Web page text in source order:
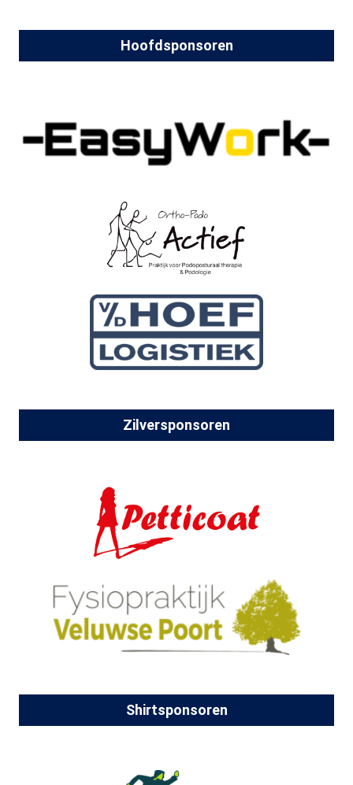
Hoofdsponsoren
Zilversponsoren
Shirtsponsoren